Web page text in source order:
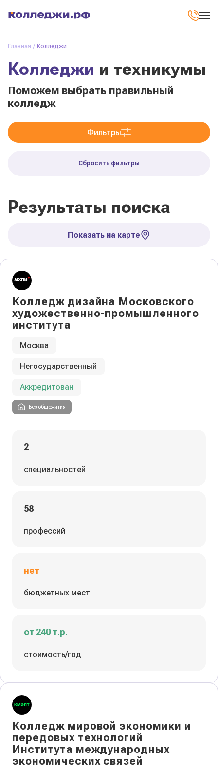
Главная Колледжи
Колледжи и техникумы
Поможем выбрать правильный
колледж
Фильтры
Сбросить фильтры
Результаты поиска
Показать на карте
Колледж дизайна Московского
художественно-промышленного
института
Москва
Негосударственный
Аккредитован
Без общежития
2
специальностей
58
профессий
нет
бюджетных мест
от 240 т.р.
стоимость/год
Колледж мировой экономики и
передовых технологий
Института международных
экономических связей